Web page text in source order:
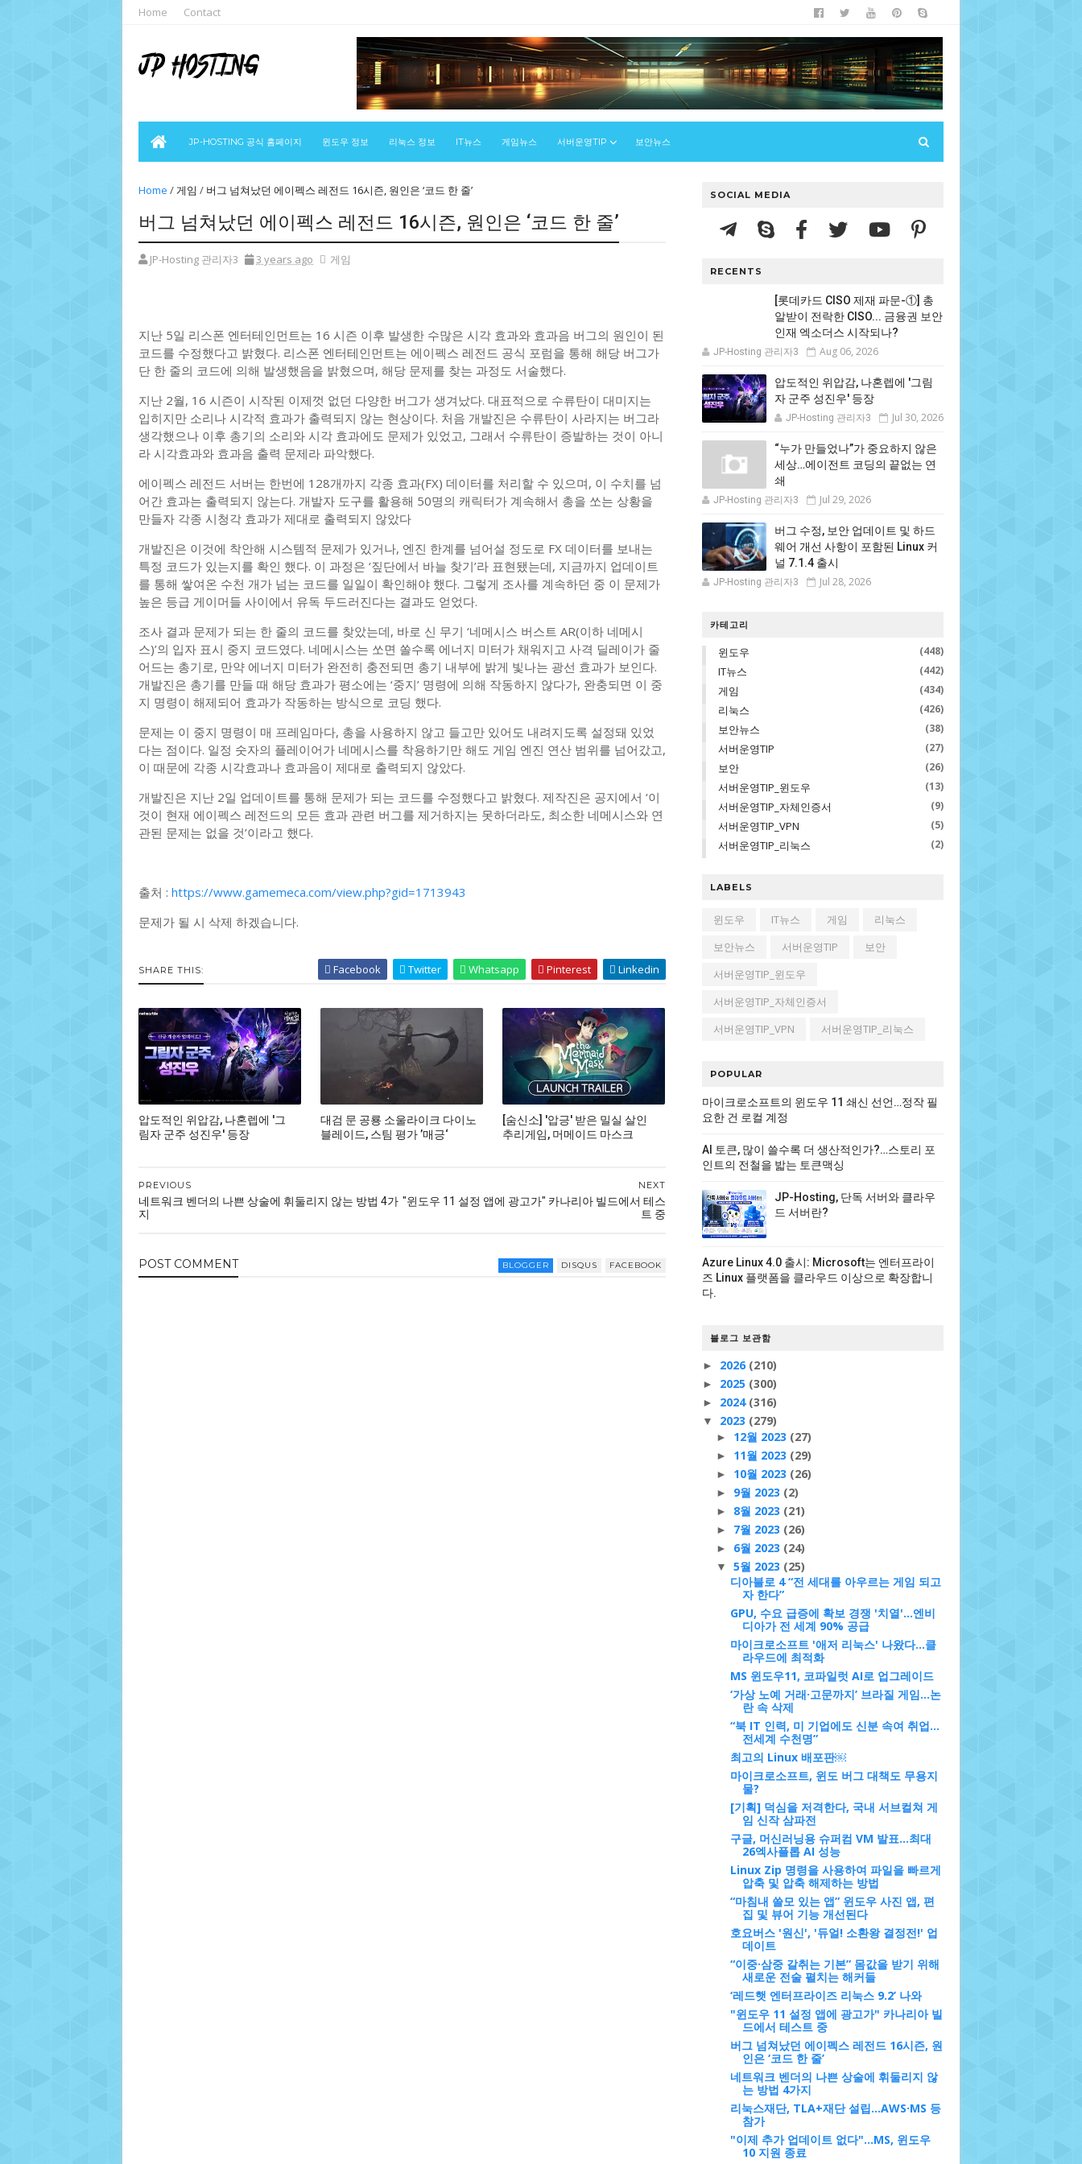
Home Contact
JP-HOSTING 공식 홈페이지 윈도우 정보 리눅스 정보 IT뉴스 게임뉴스 서버운영TIP 보안뉴스
Home /게임 / 버그 넘쳐났던 에이펙스 레전드 16시즌, 원인은 ‘코드 한 줄’
버그 넘쳐났던 에이펙스 레전드 16시즌, 원인은 ‘코드 한 줄’
JP-Hosting 관리자3 3 years ago 게임
지난 5일 리스폰 엔터테인먼트는 16 시즌 이후 발생한 수많은 시각 효과와 효과음 버그의 원인이 된
코드를 수정했다고 밝혔다. 리스폰 엔터테인먼트는 에이펙스 레전드 공식 포럼을 통해 해당 버그가
단 한 줄의 코드에 의해 발생했음을 밝혔으며, 해당 문제를 찾는 과정도 서술했다.
지난 2월, 16 시즌이 시작된 이제껏 없던 다양한 버그가 생겨났다. 대표적으로 수류탄이 대미지는
입히지만 소리나 시각적 효과가 출력되지 않는 현상이다. 처음 개발진은 수류탄이 사라지는 버그라
생각했으나 이후 총기의 소리와 시각 효과에도 문제가 있었고, 그래서 수류탄이 증발하는 것이 아니
라 시각효과와 효과음 출력 문제라 파악했다.
에이펙스 레전드 서버는 한번에 128개까지 각종 효과(FX) 데이터를 처리할 수 있으며, 이 수치를 넘
어간 효과는 출력되지 않는다. 개발자 도구를 활용해 50명의 캐릭터가 계속해서 총을 쏘는 상황을
만들자 각종 시청각 효과가 제대로 출력되지 않았다
개발진은 이것에 착안해 시스템적 문제가 있거나, 엔진 한계를 넘어설 정도로 FX 데이터를 보내는
특정 코드가 있는지를 확인 했다. 이 과정은 ‘짚단에서 바늘 찾기’라 표현됐는데, 지금까지 업데이트
를 통해 쌓여온 수천 개가 넘는 코드를 일일이 확인해야 했다. 그렇게 조사를 계속하던 중 이 문제가
높은 등급 게이머들 사이에서 유독 두드러진다는 결과도 얻었다.
조사 결과 문제가 되는 한 줄의 코드를 찾았는데, 바로 신 무기 ‘네메시스 버스트 AR(이하 네메시
스)’의 입자 표시 중지 코드였다. 네메시스는 쏘면 쏠수록 에너지 미터가 채워지고 사격 딜레이가 줄
어드는 총기로, 만약 에너지 미터가 완전히 충전되면 총기 내부에 밝게 빛나는 광선 효과가 보인다.
개발진은 총기를 만들 때 해당 효과가 평소에는 ‘중지’ 명령에 의해 작동하지 않다가, 완충되면 이 중
지 명령이 해제되어 효과가 작동하는 방식으로 코딩 했다.
문제는 이 중지 명령이 매 프레임마다, 총을 사용하지 않고 들고만 있어도 내려지도록 설정돼 있었
다는 점이다. 일정 숫자의 플레이어가 네메시스를 착용하기만 해도 게임 엔진 연산 범위를 넘어갔고,
이 때문에 각종 시각효과나 효과음이 제대로 출력되지 않았다.
개발진은 지난 2일 업데이트를 통해 문제가 되는 코드를 수정했다고 밝혔다. 제작진은 공지에서 ‘이
것이 현재 에이펙스 레전드의 모든 효과 관련 버그를 제거하지는 못하더라도, 최소한 네메시스와 연
관된 문제는 없을 것’이라고 했다.
출처 : https://www.gamemeca.com/view.php?gid=1713943
문제가 될 시 삭제 하겠습니다.
SHARE THIS: Facebook Twitter Whatsapp Pinterest Linkedin
압도적인 위압감, 나혼렙에 '그
림자 군주 성진우' 등장
대검 문 공룡 소울라이크 다이노
블레이드, 스팀 평가 ’매긍‘
[숨신소] '압긍' 받은 밀실 살인
추리게임, 머메이드 마스크
NEXT
"윈도우 11 설정 앱에 광고가" 카나리아 빌드에서 테스
트 중
PREVIOUS
네트워크 벤더의 나쁜 상술에 휘둘리지 않는 방법 4가
지
POST COMMENT BLOGGER DISQUS FACEBOOK
SOCIAL MEDIA
RECENTS
[롯데카드 CISO 제재 파문-①] 총
알받이 전락한 CISO... 금융권 보안
인재 엑소더스 시작되나?
JP-Hosting 관리자3 Aug 06, 2026
압도적인 위압감, 나혼렙에 '그림
자 군주 성진우' 등장
JP-Hosting 관리자3 Jul 30, 2026
“누가 만들었나”가 중요하지 않은
세상…에이전트 코딩의 끝없는 연
쇄
JP-Hosting 관리자3 Jul 29, 2026
버그 수정, 보안 업데이트 및 하드
웨어 개선 사항이 포함된 Linux 커
널 7.1.4 출시
JP-Hosting 관리자3 Jul 28, 2026
카테고리
윈도우 (448)
IT뉴스 (442)
게임 (434)
리눅스 (426)
보안뉴스 (38)
서버운영TIP (27)
보안 (26)
서버운영TIP_윈도우 (13)
서버운영TIP_자체인증서 (9)
서버운영TIP_VPN (5)
서버운영TIP_리눅스 (2)
LABELS
윈도우 IT뉴스 게임
리눅스
보안뉴스
서버운영TIP
보안
서버운영TIP_윈도우
서버운영TIP_자체인증서
서버운영TIP_VPN
서버운영TIP_리눅스
POPULAR
마이크로소프트의 윈도우 11 쇄신 선언…정작 필
요한 건 로컬 계정
AI 토큰, 많이 쓸수록 더 생산적인가?…스토리 포
인트의 전철을 밟는 토큰맥싱
JP-Hosting, 단독 서버와 클라우
드 서버란?
Azure Linux 4.0 출시: Microsoft는 엔터프라이
즈 Linux 플랫폼을 클라우드 이상으로 확장합니
다.
블로그 보관함
► 2026 (210)
► 2025 (300)
► 2024 (316)
▼ 2023 (279)
► 12월 2023 (27)
► 11월 2023 (29)
► 10월 2023 (26)
► 9월 2023 (2)
► 8월 2023 (21)
► 7월 2023 (26)
► 6월 2023 (24)
▼ 5월 2023 (25)
디아블로 4 “전 세대를 아우르는 게임 되고
자 한다”
GPU, 수요 급증에 확보 경쟁 '치열'…엔비
디아가 전 세계 90% 공급
마이크로소프트 '애저 리눅스' 나왔다...클
라우드에 최적화
MS 윈도우11, 코파일럿 AI로 업그레이드
‘가상 노예 거래·고문까지’ 브라질 게임…논
란 속 삭제
“북 IT 인력, 미 기업에도 신분 속여 취업…
전세계 수천명”
최고의 Linux 배포판￼
마이크로소프트, 윈도 버그 대책도 무용지
물?
[기획] 덕심을 저격한다, 국내 서브컬쳐 게
임 신작 삼파전
구글, 머신러닝용 슈퍼컴 VM 발표…최대
26엑사플롭 AI 성능
Linux Zip 명령을 사용하여 파일을 빠르게
압축 및 압축 해제하는 방법
“마침내 쓸모 있는 앱” 윈도우 사진 앱, 편
집 및 뷰어 기능 개선된다
호요버스 '원신', '듀얼! 소환왕 결정전!' 업
데이트
“이중·삼중 갈취는 기본” 몸값을 받기 위해
새로운 전술 펼치는 해커들
‘레드햇 엔터프라이즈 리눅스 9.2’ 나와
"윈도우 11 설정 앱에 광고가" 카나리아 빌
드에서 테스트 중
버그 넘쳐났던 에이펙스 레전드 16시즌, 원
인은 ‘코드 한 줄’
네트워크 벤더의 나쁜 상술에 휘둘리지 않
는 방법 4가지
리눅스재단, TLA+재단 설립...AWS·MS 등
참가
"이제 추가 업데이트 없다"...MS, 윈도우
10 지원 종료